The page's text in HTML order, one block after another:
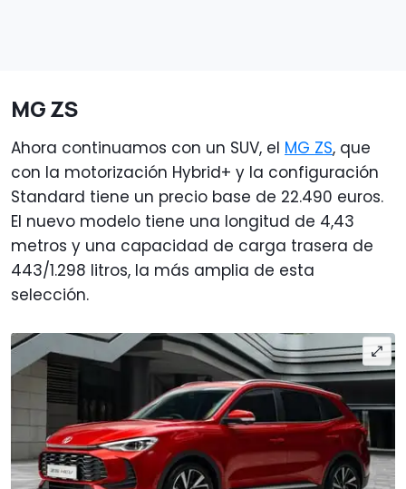
MG ZS
Ahora continuamos con un SUV, el MG ZS, que
con la motorización Hybrid+ y la configuración
Standard tiene un precio base de 22.490 euros.
El nuevo modelo tiene una longitud de 4,43
metros y una capacidad de carga trasera de
443/1.298 litros, la más amplia de esta
selección.